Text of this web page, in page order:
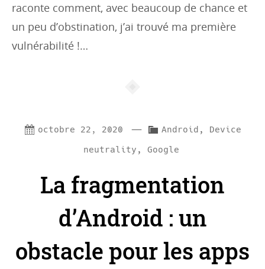
raconte comment, avec beaucoup de chance et
un peu d’obstination, j’ai trouvé ma première
vulnérabilité !…
octobre 22, 2020 —
a
e
o
i
Android , Device
neutrality ,Google
La fragmentation
d’Android : un
obstacle pour les apps